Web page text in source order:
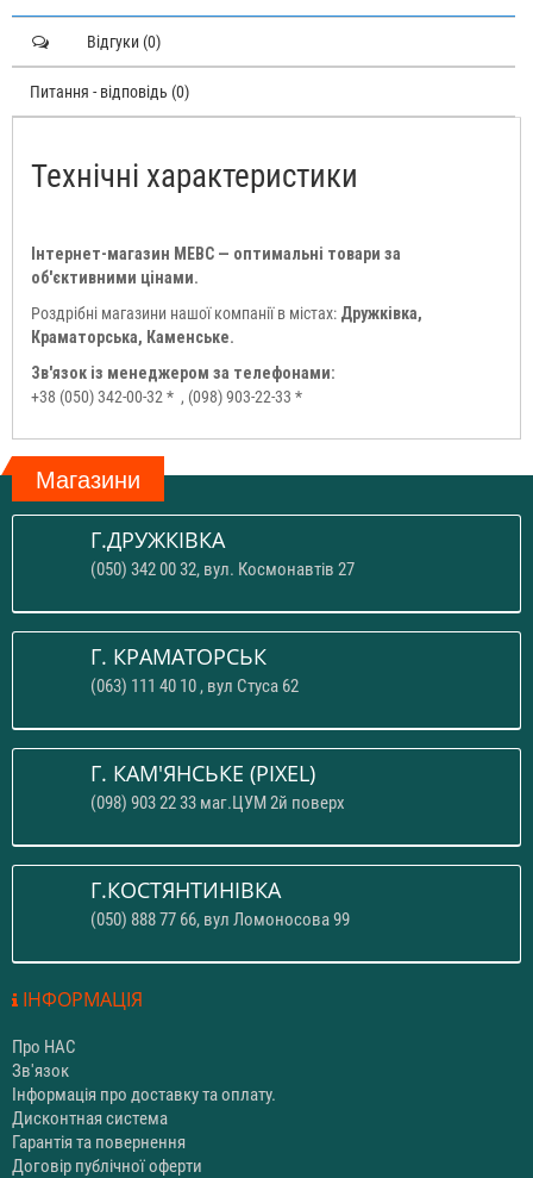
Відгуки (0)
Питання - відповідь (0)
Технічні характеристики
Інтернет-магазин МЕВС — оптимальні товари за
об'єктивними цінами.
Роздрібні магазини нашої компанії в містах: Дружківка,
Краматорська, Каменське.
Зв'язок із менеджером за телефонами:
+38 (050) 342-00-32 * , (098) 903-22-33 *
Магазини
Г.ДРУЖКІВКА
(050) 342 00 32, вул. Космонавтів 27
Г. КРАМАТОРСЬК
(063) 111 40 10 , вул Стуса 62
Г. КАМ'ЯНСЬКЕ (PIXEL)
(098) 903 22 33 маг.ЦУМ 2й поверх
Г.КОСТЯНТИНІВКА
(050) 888 77 66, вул Ломоносова 99
ІНФОРМАЦІЯ
Про НАС
Зв'язок
Інформація про доставку та оплату.
Дисконтная система
Гарантія та повернення
Договір публічної оферти